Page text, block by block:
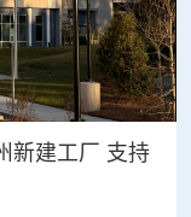
新建工厂 支持